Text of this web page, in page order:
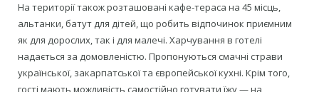
На території також розташовані кафе-тераса на 45 місць,
альтанки, батут для дітей, що робить відпочинок приємним
як для дорослих, так і для малечі. Харчування в готелі
надається за домовленістю. Пропонуються смачні страви
української, закарпатської та європейської кухні. Крім того,
гості мають можливість самостійно готувати їжу — на